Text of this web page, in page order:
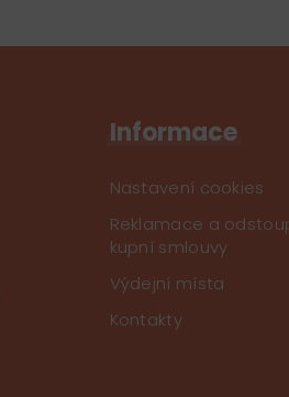
Informace
Nastavení cookies
Reklamace a
kupní smlouvy
Výdejní místa
Kontakty